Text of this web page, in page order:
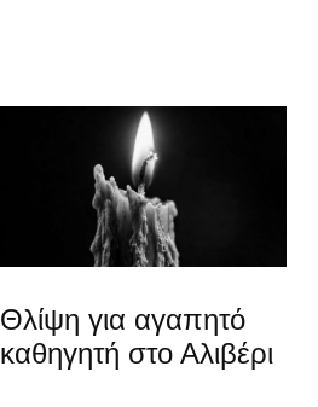
Θλίψη για αγαπητό
καθηγητή στο Αλιβέρι